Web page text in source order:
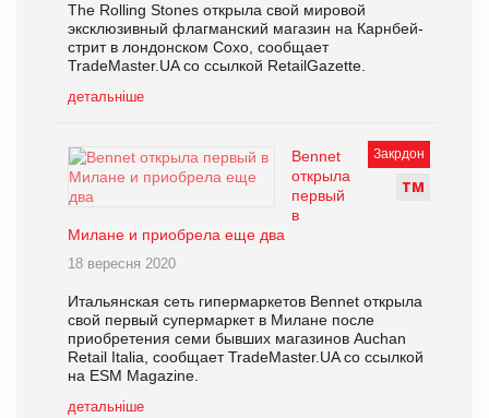
The Rolling Stones открыла свой мировой
эксклюзивный флагманский магазин на Карнбей-
стрит в лондонском Сохо, сообщает
TradeMaster.UA со ссылкой RetailGazette.
детальніше
Закрдон
ТМ
Bennet
открыла
первый
в
Милане и приобрела еще два
18 вересня 2020
Итальянская сеть гипермаркетов Bennet открыла
свой первый супермаркет в Милане после
приобретения семи бывших магазинов Auchan
Retail Italia, сообщает TradeMaster.UA со ссылкой
на ESM Magazine.
детальніше